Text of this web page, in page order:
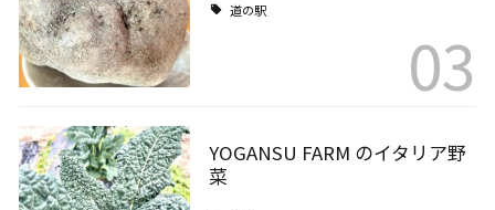
道の駅
03
YOGANSU FARM のイタリア野
菜